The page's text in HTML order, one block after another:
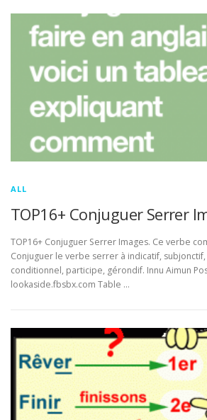
ALL
TOP16+ Conjuguer Serrer
TOP16+ Conjuguer Serrer Images. Ce verbe
Conjuguer le verbe serrer à indicatif,
conditionnel, participe, gérondif. Innu Aimun
lookaside.fbsbx.com Table …